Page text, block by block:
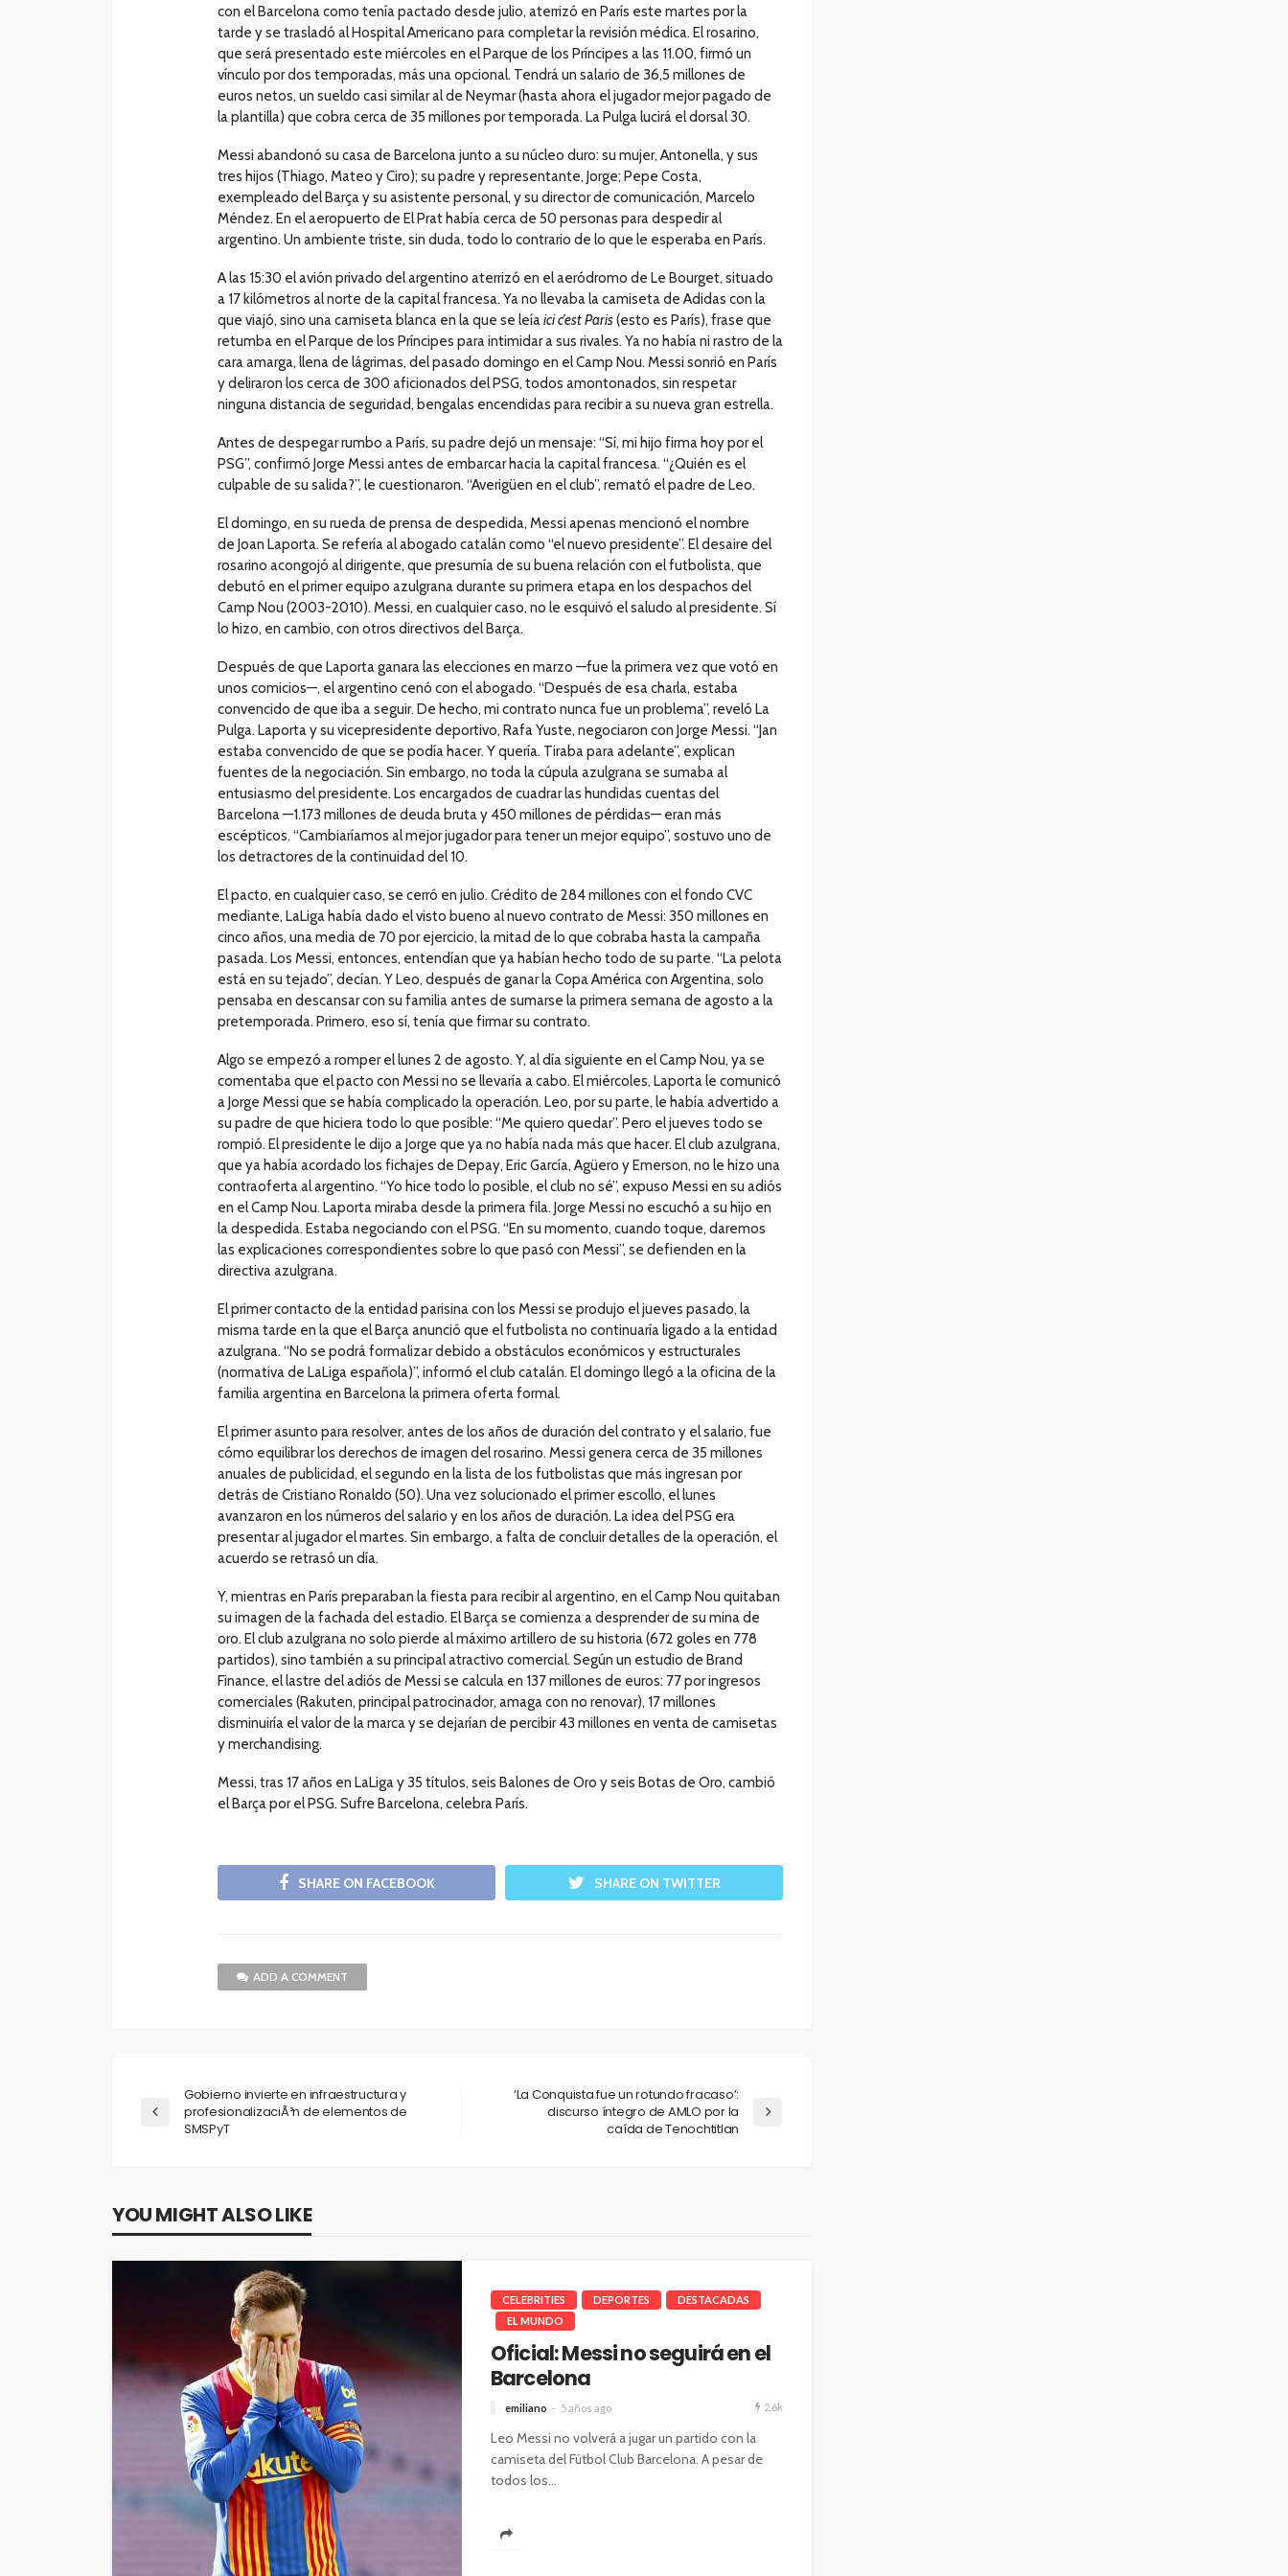
con el Barcelona como tenía pactado desde julio, aterrizó en París este martes por la
tarde y se trasladó al Hospital Americano para completar la revisión médica. El rosarino,
que será presentado este miércoles en el Parque de los Príncipes a las 11.00, firmó un
vínculo por dos temporadas, más una opcional. Tendrá un salario de 36,5 millones de
euros netos, un sueldo casi similar al de Neymar (hasta ahora el jugador mejor pagado de
la plantilla) que cobra cerca de 35 millones por temporada. La Pulga lucirá el dorsal 30.
Messi abandonó su casa de Barcelona junto a su núcleo duro: su mujer, Antonella, y sus
tres hijos (Thiago, Mateo y Ciro); su padre y representante, Jorge; Pepe Costa,
exempleado del Barça y su asistente personal, y su director de comunicación, Marcelo
Méndez. En el aeropuerto de El Prat había cerca de 50 personas para despedir al
argentino. Un ambiente triste, sin duda, todo lo contrario de lo que le esperaba en París.
A las 15:30 el avión privado del argentino aterrizó en el aeródromo de Le Bourget, situado
a 17 kilómetros al norte de la capital francesa. Ya no llevaba la camiseta de Adidas con la
que viajó, sino una camiseta blanca en la que se leía ici c’est Paris(esto es París), frase que
retumba en el Parque de los Príncipes para intimidar a sus rivales. Ya no había ni rastro de la
cara amarga, llena de lágrimas, del pasado domingo en el Camp Nou. Messi sonrió en París
y deliraron los cerca de 300 aficionados del PSG, todos amontonados, sin respetar
ninguna distancia de seguridad, bengalas encendidas para recibir a su nueva gran estrella.
Antes de despegar rumbo a París, su padre dejó un mensaje: “Sí, mi hijo firma hoy por el
PSG”, confirmó Jorge Messi antes de embarcar hacia la capital francesa. “¿Quién es el
culpable de su salida?”, le cuestionaron. “Averigüen en el club”, remató el padre de Leo.
El domingo, en su rueda de prensa de despedida, Messi apenas mencionó el nombre
de Joan Laporta. Se refería al abogado catalán como “el nuevo presidente”. El desaire del
rosarino acongojó al dirigente, que presumía de su buena relación con el futbolista, que
debutó en el primer equipo azulgrana durante su primera etapa en los despachos del
Camp Nou (2003-2010). Messi, en cualquier caso, no le esquivó el saludo al presidente. Sí
lo hizo, en cambio, con otros directivos del Barça.
Después de que Laporta ganara las elecciones en marzo —fue la primera vez que votó en
unos comicios—, el argentino cenó con el abogado. “Después de esa charla, estaba
convencido de que iba a seguir. De hecho, mi contrato nunca fue un problema”, reveló La
Pulga. Laporta y su vicepresidente deportivo, Rafa Yuste, negociaron con Jorge Messi. “Jan
estaba convencido de que se podía hacer. Y quería. Tiraba para adelante”, explican
fuentes de la negociación. Sin embargo, no toda la cúpula azulgrana se sumaba al
entusiasmo del presidente. Los encargados de cuadrar las hundidas cuentas del
Barcelona —1.173 millones de deuda bruta y 450 millones de pérdidas— eran más
escépticos. “Cambiaríamos al mejor jugador para tener un mejor equipo”, sostuvo uno de
los detractores de la continuidad del 10.
El pacto, en cualquier caso, se cerró en julio. Crédito de 284 millones con el fondo CVC
mediante, LaLiga había dado el visto bueno al nuevo contrato de Messi: 350 millones en
cinco años, una media de 70 por ejercicio, la mitad de lo que cobraba hasta la campaña
pasada. Los Messi, entonces, entendían que ya habían hecho todo de su parte. “La pelota
está en su tejado”, decían. Y Leo, después de ganar la Copa América con Argentina, solo
pensaba en descansar con su familia antes de sumarse la primera semana de agosto a la
pretemporada. Primero, eso sí, tenía que firmar su contrato.
Algo se empezó a romper el lunes 2 de agosto. Y, al día siguiente en el Camp Nou, ya se
comentaba que el pacto con Messi no se llevaría a cabo. El miércoles, Laporta le comunicó
a Jorge Messi que se había complicado la operación. Leo, por su parte, le había advertido a
su padre de que hiciera todo lo que posible: “Me quiero quedar”. Pero el jueves todo se
rompió. El presidente le dijo a Jorge que ya no había nada más que hacer. El club azulgrana,
que ya había acordado los fichajes de Depay, Eric García, Agüero y Emerson, no le hizo una
contraoferta al argentino. “Yo hice todo lo posible, el club no sé”, expuso Messi en su adiós
en el Camp Nou. Laporta miraba desde la primera fila. Jorge Messi no escuchó a su hijo en
la despedida. Estaba negociando con el PSG. “En su momento, cuando toque, daremos
las explicaciones correspondientes sobre lo que pasó con Messi”, se defienden en la
directiva azulgrana.
El primer contacto de la entidad parisina con los Messi se produjo el jueves pasado, la
misma tarde en la que el Barça anunció que el futbolista no continuaría ligado a la entidad
azulgrana. “No se podrá formalizar debido a obstáculos económicos y estructurales
(normativa de LaLiga española)”, informó el club catalán. El domingo llegó a la oficina de la
familia argentina en Barcelona la primera oferta formal.
El primer asunto para resolver, antes de los años de duración del contrato y el salario, fue
cómo equilibrar los derechos de imagen del rosarino. Messi genera cerca de 35 millones
anuales de publicidad, el segundo en la lista de los futbolistas que más ingresan por
detrás de Cristiano Ronaldo (50). Una vez solucionado el primer escollo, el lunes
avanzaron en los números del salario y en los años de duración. La idea del PSG era
presentar al jugador el martes. Sin embargo, a falta de concluir detalles de la operación, el
acuerdo se retrasó un día.
Y, mientras en París preparaban la fiesta para recibir al argentino, en el Camp Nou quitaban
su imagen de la fachada del estadio. El Barça se comienza a desprender de su mina de
oro. El club azulgrana no solo pierde al máximo artillero de su historia (672 goles en 778
partidos), sino también a su principal atractivo comercial. Según un estudio de Brand
Finance, el lastre del adiós de Messi se calcula en 137 millones de euros: 77 por ingresos
comerciales (Rakuten, principal patrocinador, amaga con no renovar), 17 millones
disminuiría el valor de la marca y se dejarían de percibir 43 millones en venta de camisetas
y merchandising.
Messi, tras 17 años en LaLiga y 35 títulos, seis Balones de Oro y seis Botas de Oro, cambió
el Barça por el PSG. Sufre Barcelona, celebra París.
SHARE ON FACEBOOK SHARE ON TWITTER
ADD A COMMENT
Gobierno invierte en infraestructura y
profesionalizaciÃ³n de elementos de
SMSPyT
‘La Conquista fue un rotundo fracaso’:
discurso íntegro de AMLO por la
caída de Tenochtitlan
YOU MIGHT ALSO LIKE
CELEBRITIES DEPORTES
DESTACADAS
EL MUNDO
Oficial: Messi no seguirá en el
Barcelona
emiliano 5 años ago 2.6k
Leo Messi no volverá a jugar un partido con la
camiseta del Fútbol Club Barcelona. A pesar de
todos los...